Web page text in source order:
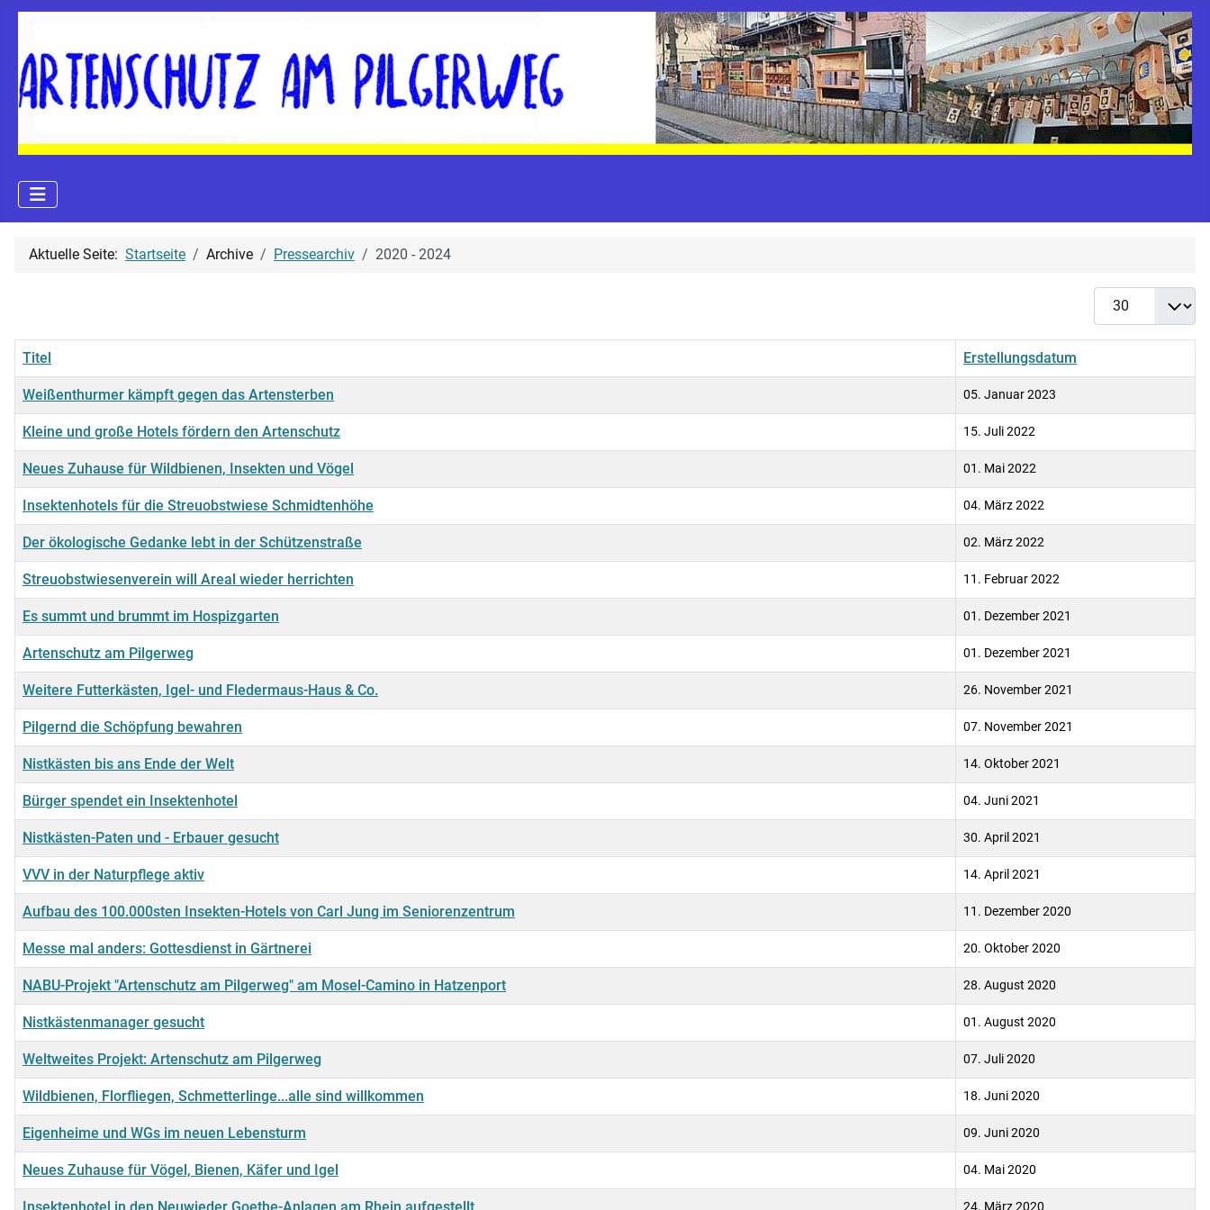
Aktuelle Seite: Startseite Archive Pressearchiv 2020 - 2024
Anzeige #
Titel Erstellungsdatum
Weißenthurmer kämpft gegen das Artensterben 05. Januar 2023
Kleine und große Hotels fördern den Artenschutz 15. Juli 2022
Neues Zuhause für Wildbienen, Insekten und Vögel 01. Mai 2022
Insektenhotels für die Streuobstwiese Schmidtenhöhe 04. März 2022
Der ökologische Gedanke lebt in der Schützenstraße 02. März 2022
Streuobstwiesenverein will Areal wieder herrichten 11. Februar 2022
Es summt und brummt im Hospizgarten 01. Dezember 2021
Artenschutz am Pilgerweg 01. Dezember 2021
Weitere Futterkästen, Igel- und Fledermaus-Haus & Co. 26. November 2021
Pilgernd die Schöpfung bewahren 07. November 2021
Nistkästen bis ans Ende der Welt 14. Oktober 2021
Bürger spendet ein Insektenhotel 04. Juni 2021
Nistkästen-Paten und - Erbauer gesucht 30. April 2021
VVV in der Naturpflege aktiv 14. April 2021
Aufbau des 100.000sten Insekten-Hotels von Carl Jung im Seniorenzentrum 11. Dezember 2020
Messe mal anders: Gottesdienst in Gärtnerei 20. Oktober 2020
NABU-Projekt "Artenschutz am Pilgerweg" am Mosel-Camino in Hatzenport 28. August 2020
Nistkästenmanager gesucht 01. August 2020
Weltweites Projekt: Artenschutz am Pilgerweg 07. Juli 2020
Wildbienen, Florfliegen, Schmetterlinge...alle sind willkommen 18. Juni 2020
Eigenheime und WGs im neuen Lebensturm 09. Juni 2020
Neues Zuhause für Vögel, Bienen, Käfer und Igel 04. Mai 2020
24. März 2020